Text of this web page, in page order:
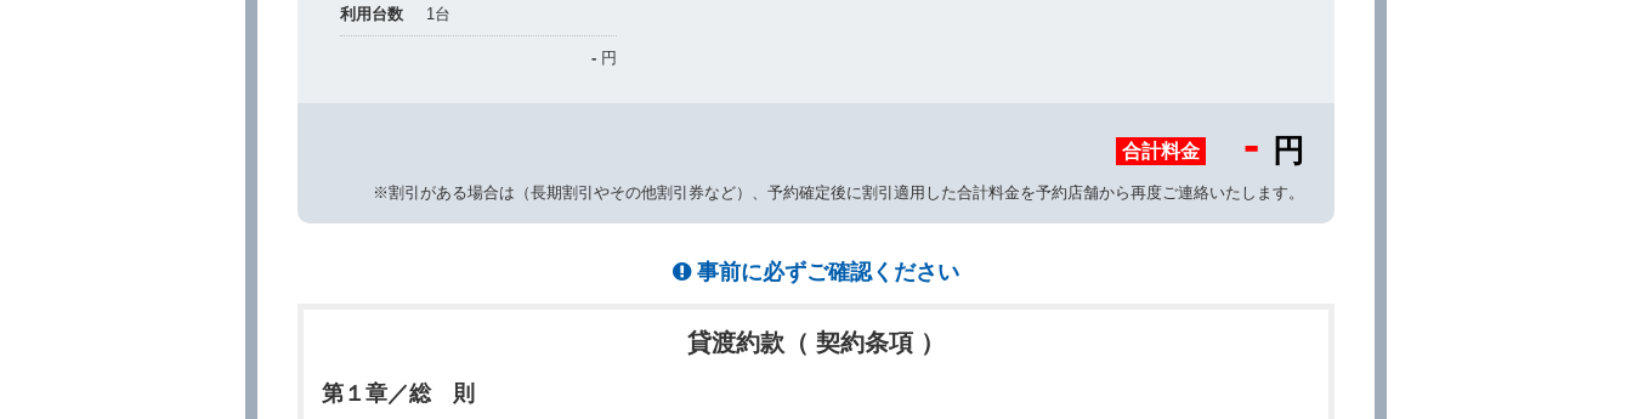
利用台数
1 台
- 円
合計料金 - 円
※割引がある場合は（長期割引やその他割引券など）、予約確定後に割引適用した合計料金を予約店舗から再度ご連絡いたします。
事前に必ずご確認ください
貸渡約款（ 契約条項 ）
第１章／総 則